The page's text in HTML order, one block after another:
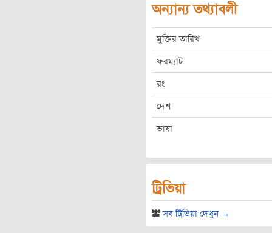
অন্যান্য তথ্যাবলী
মুক্তির তারিখ
ফরম্যাট
রং
দেশ
ভাষা
ট্রিভিয়া
সব ট্রিভিয়া দেখুন →